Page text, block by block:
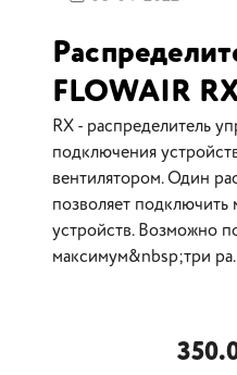
FLOWAIR
RX - распределитель
подключения
вентилятором. Один
позволяет
устройств. Возможно
максимум&nbsp;три